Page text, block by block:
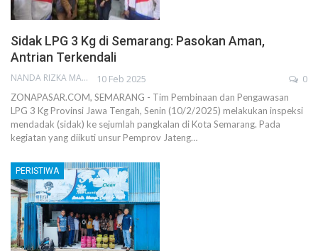
Sidak LPG 3 Kg di Semarang: Pasokan Aman,
Antrian Terkendali
NANDA RIZKA MAHENDRA 10 Feb 2025 0
ZONAPASAR.COM, SEMARANG - Tim Pembinaan dan Pengawasan
LPG 3 Kg Provinsi Jawa Tengah, Senin (10/2/2025) melakukan inspeksi
mendadak (sidak) ke sejumlah pangkalan di Kota Semarang. Pada
kegiatan yang diikuti unsur Pemprov Jateng…
PERISTIWA